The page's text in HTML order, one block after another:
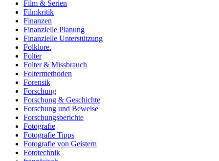
Film & Serien
Filmkritik
Finanzen
Finanzielle Planung
Finanzielle Unterstützung
Folklore.
Folter
Folter & Missbrauch
Foltermethoden
Forensik
Forschung
Forschung & Geschichte
Forschung und Beweise
Forschungsberichte
Fotografie
Fotografie Tipps
Fotografie von Geistern
Fototechnik